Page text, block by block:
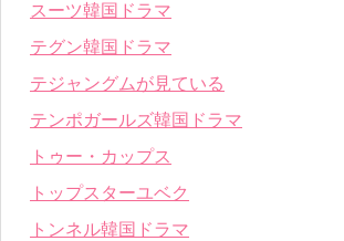
スーツ韓国ドラマ
テグン韓国ドラマ
テジャングムが見ている
テンポガールズ韓国ドラマ
トゥー・カップス
トップスターユベク
トンネル韓国ドラマ